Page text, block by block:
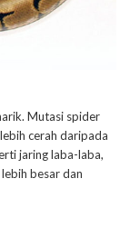
Mutasi spider
cerah daripada
jaring laba-laba,
besar dan